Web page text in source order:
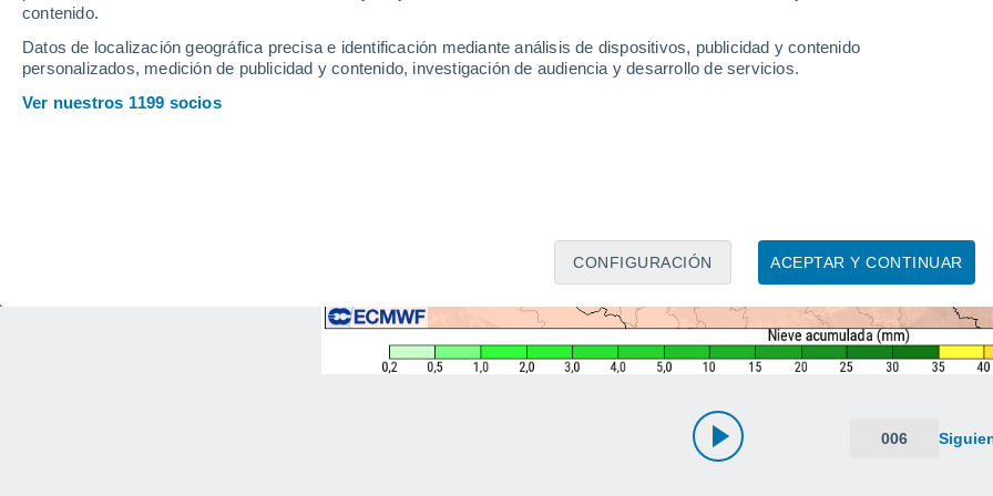
contenido.
Datos de localización geográfica precisa e identificación mediante análisis de dispositivos, publicidad y contenido
personalizados, medición de publicidad y contenido, investigación de audiencia y desarrollo de servicios.
Ver nuestros 1199 socios
ACEPTAR Y CONTINUAR
CONFIGURACIÓN
006